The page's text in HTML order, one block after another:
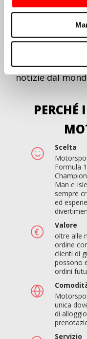
Instagrame
Hai bisogno di
in gara? Vai al
aiutarti a
importanti del
notizie dal
PERCHÉ
Scelta
Formula
Man e
sempre
ed
Valore
oltre alle
ordine
clienti di
possono
ordini
unica
di
Servizio